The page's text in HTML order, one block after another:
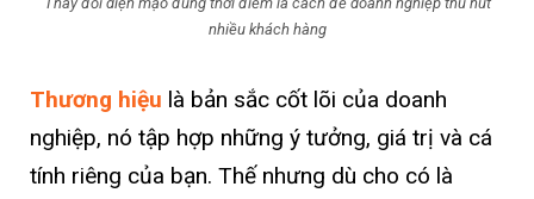
nhiều khách hàng
Thương hiệu là bản sắc cốt lõi của doanh
nghiệp, nó tập hợp những ý tưởng, giá trị và cá
tính riêng của bạn. Thế nhưng dù cho có là